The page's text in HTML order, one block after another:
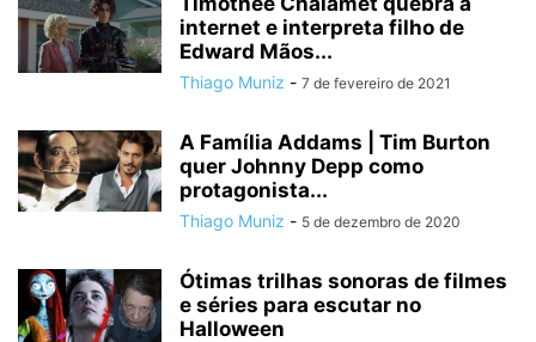
internet e interpreta filho de
Edward Mãos...
Thiago Muniz - 7 de fevereiro de 2021
A Família Addams | Tim Burton
quer Johnny Depp como
protagonista...
Thiago Muniz - 5 de dezembro de 2020
Ótimas trilhas sonoras de filmes
e séries para escutar no
Halloween